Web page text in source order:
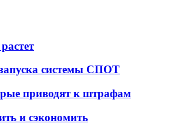
системы СПОТ
приводят к штрафам
и сэкономить